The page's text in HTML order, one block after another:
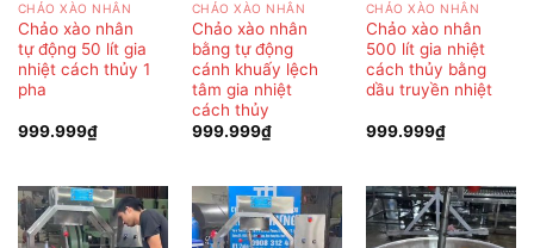
CHẢO XÀO NHÂN
Chảo xào nhân
tự động 50 lít gia
nhiệt cách thủy 1
pha
999.999₫
CHẢO XÀO NHÂN
Chảo xào nhân
bằng tự động
cánh khuấy lệch
tâm gia nhiệt
cách thủy
999.999₫
CHẢO XÀO NHÂN
Chảo xào nhân
500 lít gia nhiệt
cách thủy bằng
dầu truyền nhiệt
999.999₫